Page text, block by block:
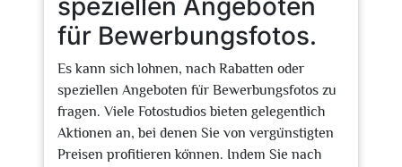
speziellen Angeboten
für Bewerbungsfotos.
Es kann sich lohnen, nach Rabatten oder
speziellen Angeboten für Bewerbungsfotos zu
fragen. Viele Fotostudios bieten gelegentlich
Aktionen an, bei denen Sie von vergünstigten
Preisen profitieren können. Indem Sie nach